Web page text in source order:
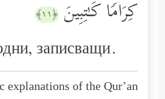
كِرَامࣰا كَـٰتِبِینَ ﴿١١﴾
записващи.
explanations of the Qur’an: